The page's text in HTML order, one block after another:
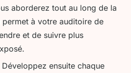
aborderez tout au long de la
permet à votre auditoire de
et de suivre plus
Développez ensuite chaque